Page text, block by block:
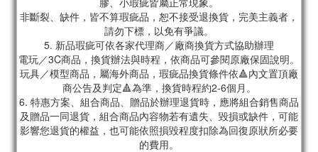
非斷裂、缺件，皆不算瑕疵品，恕不接受退換貨，完美主義者，
請勿下標，以免有爭議。
5. 新品瑕疵可依各家代理商／廠商換貨方式協助辦理
電玩／3C商品，換貨辦法與時程，依商品可參閱原廠保固說明。
玩具／模型商品，屬海外商品，瑕疵品換貨條件依🔺內文置頂廠
商公告及判定🔺為準，換貨時程約2-6個月。
6. 特惠方案、組合商品、贈品於辦理退貨時，應將組合銷售商品
及贈品一同退貨，組合商品內容物若有遺失、毀損或缺件，可能
影響您退貨的權益，也可能依照損毀程度扣除為回復原狀所必要
的費用。